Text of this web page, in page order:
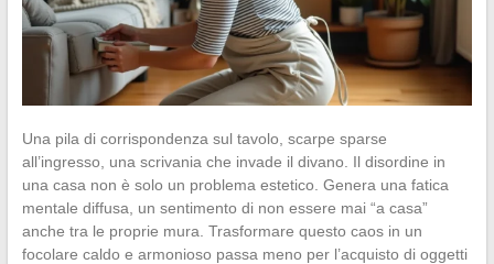
Una pila di corrispondenza sul tavolo, scarpe sparse
all’ingresso, una scrivania che invade il divano. Il disordine in
una casa non è solo un problema estetico. Genera una fatica
mentale diffusa, un sentimento di non essere mai “a casa”
anche tra le proprie mura. Trasformare questo caos in un
focolare caldo e armonioso passa meno per l’acquisto di oggetti